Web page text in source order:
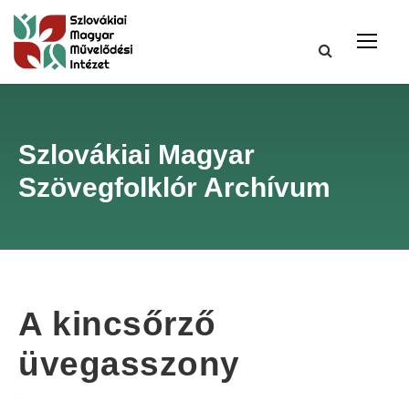
Szlovákiai Magyar
Szövegfolklór Archívum
A kincsőrző
üvegasszony